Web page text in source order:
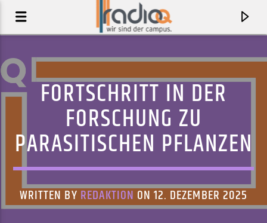
FORTSCHRITT IN DER
FORSCHUNG ZU
PARASITISCHEN PFLANZEN
WRITTEN BY REDAKTION ON 12. DEZEMBER 2025